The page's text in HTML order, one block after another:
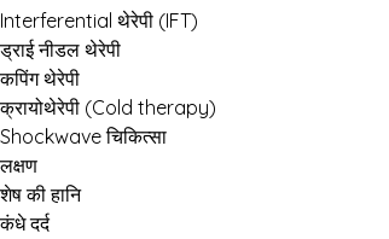
Interferential थेरेपी (IFT)
ड्राई नीडल थेरेपी
कपिंग थेरेपी
क्रायोथेरेपी (Cold therapy)
Shockwave चिकित्सा
लक्षण
शेष की हानि
कंधे दर्द